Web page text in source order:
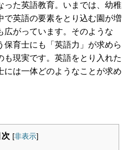
った英語教育。いまでは、幼稚
で英語の要素をとり込む園が増
広がっています。そのような
保育士にも「英語力」が求めら
も現実です。英語をとり入れた
には一体どのようなことが求め
次 [非表示]